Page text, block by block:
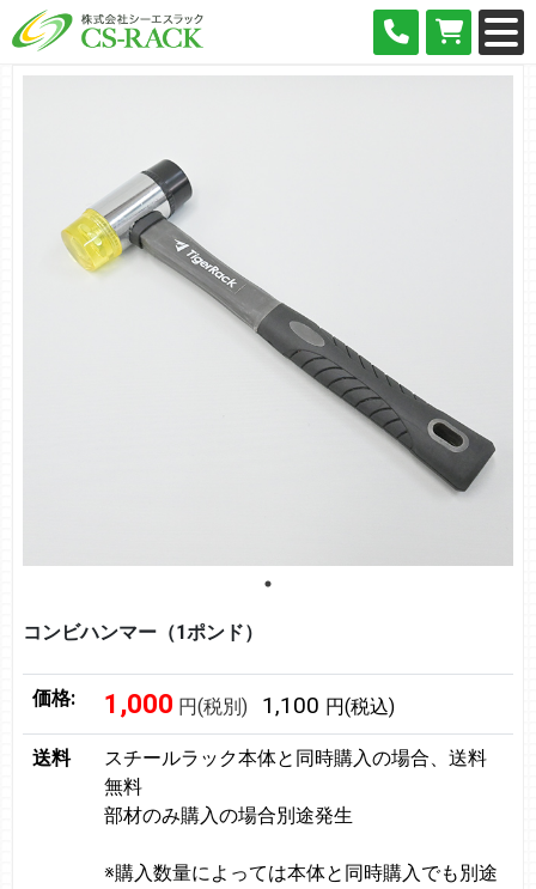
コンビハンマー（1ポンド）
価格: 1,000 円(税別) 1,100 円(税込)
送料
スチールラック本体と同時購入の場合、送料
無料
部材のみ購入の場合別途発生
※購入数量によっては本体と同時購入でも別途